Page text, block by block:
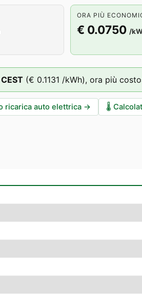
ORA PIÙ
€ 0.0750 /
CEST (€ 0.1131 /kWh), ora più
ricarica auto elettrica → 🌡️